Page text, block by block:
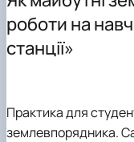
Культурно-
Моніторинг
Навчальні
Практичне
Орієнтовна
Студентський
Студентський
Студентський
Графік
роботи на
станції»
Практика для
землевпорядника.